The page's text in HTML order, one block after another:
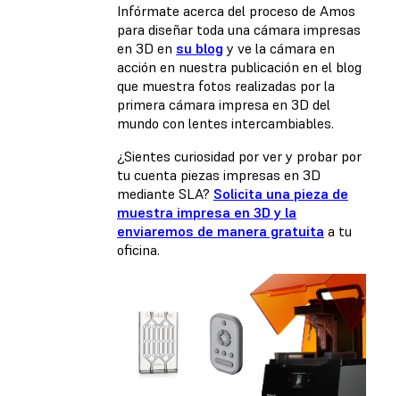
Infórmate acerca del proceso de Amos
para diseñar toda una cámara impresas
en 3D en su blog y ve la cámara en
acción en nuestra publicación en el blog
que muestra fotos realizadas por la
primera cámara impresa en 3D del
mundo con lentes intercambiables.
¿Sientes curiosidad por ver y probar por
tu cuenta piezas impresas en 3D
mediante SLA? Solicita una pieza de
muestra impresa en 3D y la
enviaremos de manera gratuita a tu
oficina.